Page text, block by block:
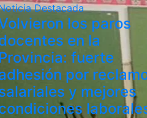
Destacada
los paros
en la
Provincia: fuerte
por
y mejores